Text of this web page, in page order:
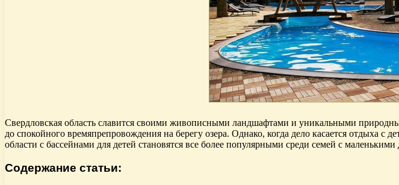
Свердловская область славится своими живописными ландшафтами и уникальными
до спокойного времяпрепровождения на берегу озера. Однако, когда дело касается отдыха
области с бассейнами для детей становятся все более популярными среди семей с маленькими
Содержание статьи: